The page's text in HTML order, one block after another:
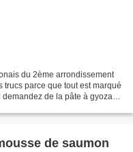
du 2ème arrondissement
parce que tout est marqué
de la pâte à gyoza
de saumon